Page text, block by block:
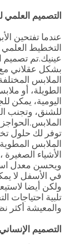
التصميم العلمي
عندما تفتحين
التخطيط
عينيك.تم تصميم
بشكل عقلاني مع
الملابس
الطويلة، أو
اليومية، يمكن
للشنق، وتجنب
توفر لك حلول
الملابس
الأشياء الصغيرة
ويحسن معدل
في الأسفل لا
ولكن أيضا
تلبية احتياجات
والمعيشة أكثر
التصميم